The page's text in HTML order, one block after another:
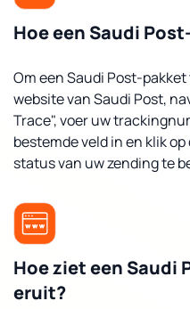
Hoe een Saudi
Om een Saudi Post-
website van Saudi Post,
Trace", voer uw
bestemde veld in en klik
status van uw zending te
Hoe ziet een
eruit?